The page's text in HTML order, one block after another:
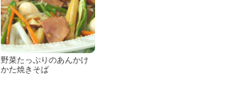
野菜たっぷりのあんかけ
かた焼きそば